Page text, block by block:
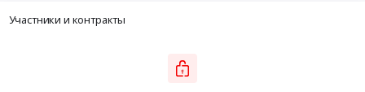
Участники и контракты